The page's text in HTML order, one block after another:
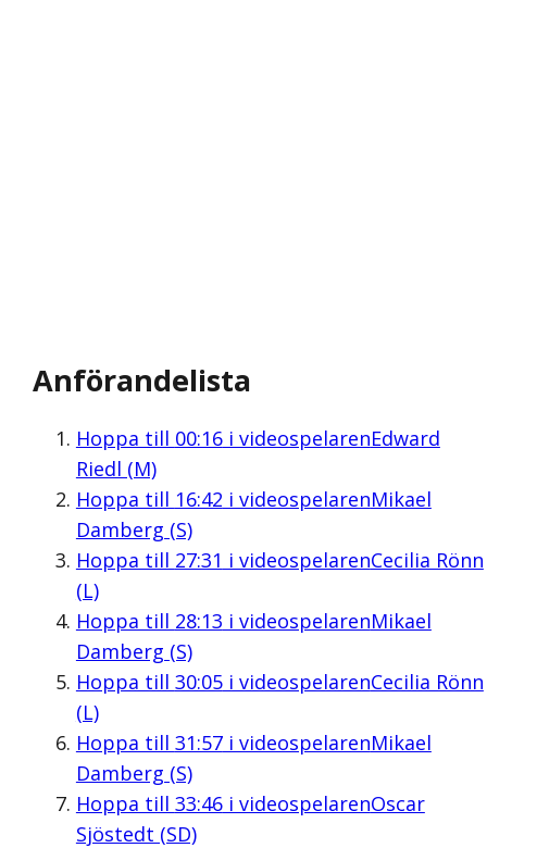
Anförandelista
Hoppa till 00:16i videospelarenEdward
Riedl (M)
Hoppa till 16:42 i videospelarenMikael
Damberg (S)
Hoppa till 27:31 i videospelarenCecilia Rönn
(L)
Hoppa till 28:13 i videospelarenMikael
Damberg (S)
Hoppa till 30:05i videospelarenCecilia Rönn
(L)
Hoppa till 31:57i videospelarenMikael
Damberg (S)
Hoppa till 33:46i videospelarenOscar
Sjöstedt (SD)